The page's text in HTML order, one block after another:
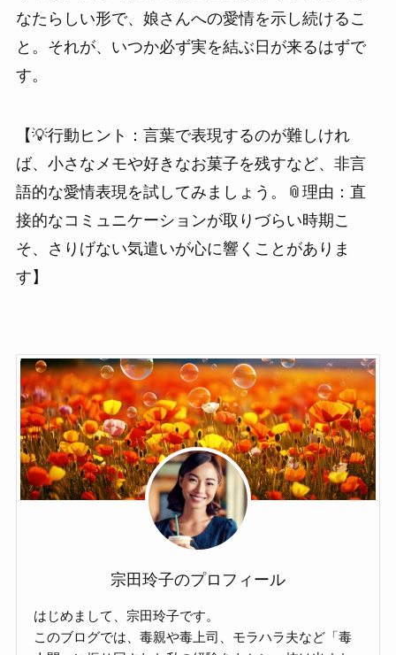
なたらしい形で、娘さんへの愛情を示し続けるこ
と。それが、いつか必ず実を結ぶ日が来るはずで
す。
【💡行動ヒント：言葉で表現するのが難しけれ
ば、小さなメモや好きなお菓子を残すなど、非言
語的な愛情表現を試してみましょう。📎理由：直
接的なコミュニケーションが取りづらい時期こ
そ、さりげない気遣いが心に響くことがありま
す】
宗田玲子のプロフィール
はじめまして、宗田玲子です。
このブログでは、毒親や毒上司、モラハラ夫など「毒